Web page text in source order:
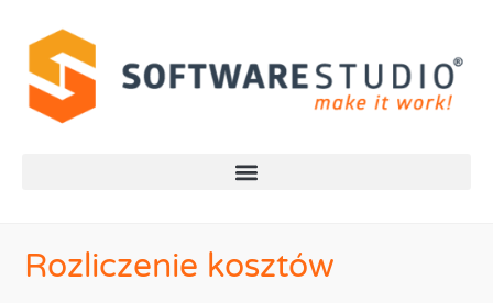
Rozliczenie kosztów